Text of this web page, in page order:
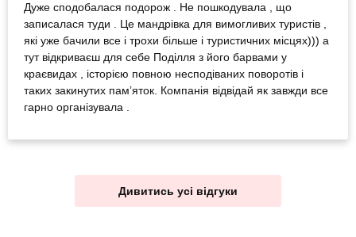
Дуже сподобалася подорож . Не пошкодувала , що
записалася туди . Це мандрівка для вимогливих туристів ,
які уже бачили все і трохи більше і туристичних місцях))) а
тут відкриваєш для себе Поділля з його барвами у
краєвидах , історією повною несподіваних поворотів і
таких закинутих памʼяток. Компанія відвідай як завжди все
гарно організувала .
Дивитись усі відгуки